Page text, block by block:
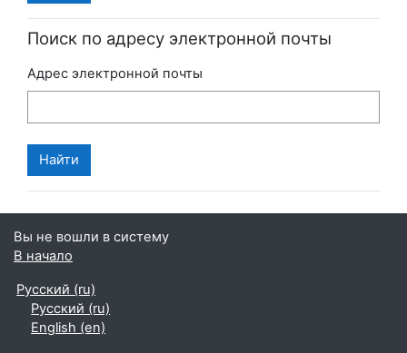
Поиск по адресу электронной почты
Адрес электронной почты
Вы не вошли в систему
В начало
Русский ‎(ru)‎
Русский ‎(ru)‎
English ‎(en)‎